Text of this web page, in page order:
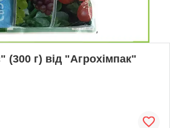
(300 г) від "Агрохімпак"